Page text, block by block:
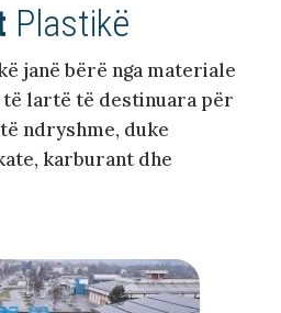
Plastikë
janë bërë nga materiale
lartë të destinuara për
ndryshme, duke
karburant dhe